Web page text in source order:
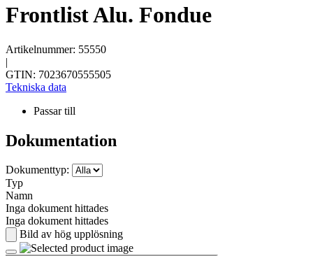
Frontlist Alu. Fondue
Artikelnummer: 55550
|
GTIN: 7023670555505
Tekniska data
Passar till
Dokumentation
Dokumenttyp:
Typ
Namn
Inga dokument hittades
Inga dokument hittades
Bild av hög upplösning